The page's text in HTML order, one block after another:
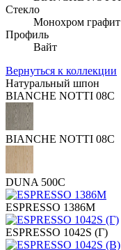
Стекло
Монохром графит
Профиль
Вайт
Вернуться к коллекции
Натуральный шпон
BIANCHE NOTTI 08C
BIANCHE NOTTI 08C
DUNA 500C
ESPRESSO 1386M
ESPRESSO 1042S (Г)